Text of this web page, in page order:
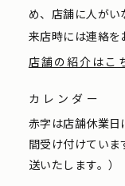
め、店舗に人が
来店時には連絡を
店舗の紹介はこ
カレンダー
赤字は店舗休業
間受け付けてい
送いたします。）